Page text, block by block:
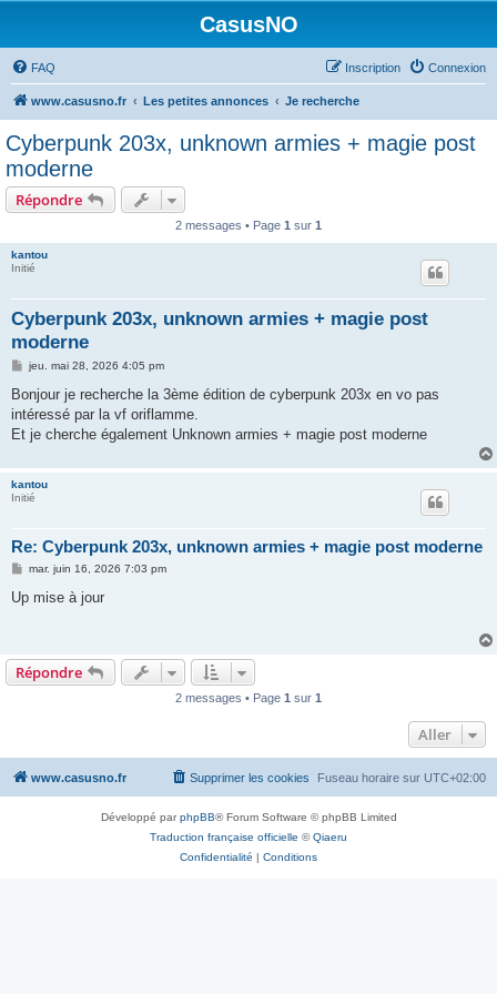
CasusNO
FAQ Connexion
Inscription
www.casusno.fr Les petites annonces Je recherche
Cyberpunk 203x, unknown armies + magie post
moderne
Répondre
2 messages • Page 1 sur 1
kantou
Initié
Cyberpunk 203x, unknown armies + magie post
moderne
M
s
a
g
e
jeu. mai 28, 2026 4:05 pm
Bonjour je recherche la 3ème édition de cyberpunk 203x en vo pas
intéressé par la vf oriflamme.
Et je cherche également Unknown armies + magie post moderne
kantou
Initié
Re: Cyberpunk 203x, unknown armies + magie post moderne
M
s
mar. juin 16, 2026 7:03 pm
Up mise à jour
Répondre
2 messages • Page 1 sur 1
Aller
www.casusno.fr Fuseau horaire sur UTC+02:00
Supprimer les cookies
Développé parphpBB® Forum Software © phpBB Limited
Traduction française officielle ©Qiaeru
Confidentialité | Conditions